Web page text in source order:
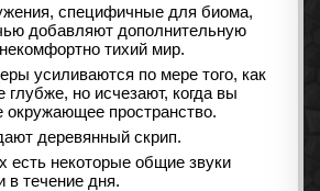
специфичные для биома,
добавляют дополнительную
тихий мир.
усиливаются по мере того, как
глубже, но исчезают, когда вы
окружающее пространство.
деревянный скрип.
есть некоторые общие звуки
в течение дня.